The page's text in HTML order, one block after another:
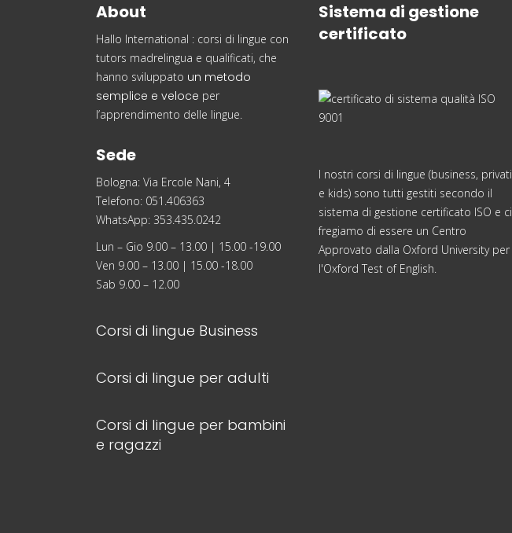
About
Hallo International : corsi di lingue con
tutors madrelingua e qualificati, che
hanno sviluppato un metodo
semplice e veloce per
l’apprendimento delle lingue.
Sede
Bologna: Via Ercole Nani, 4
Telefono: 051.406363
WhatsApp: 353.435.0242
Lun – Gio 9.00 – 13.00 | 15.00 -19.00
Ven 9.00 – 13.00 | 15.00 -18.00
Sab 9.00 – 12.00
Corsi di lingue Business
Corsi di lingue per adulti
Corsi di lingue per bambini
e ragazzi
Sistema di gestione
certificato
I nostri corsi di lingue (business, privati
e kids) sono tutti gestiti secondo il
sistema di gestione certificato ISO e ci
fregiamo di essere un Centro
Approvato dalla Oxford University per
l'Oxford Test of English.